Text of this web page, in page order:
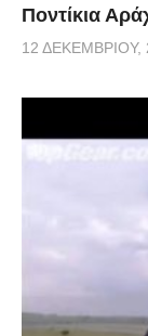
Ποντίκια
12 ΔΕΚΕΜΒΡΊΟΥ,